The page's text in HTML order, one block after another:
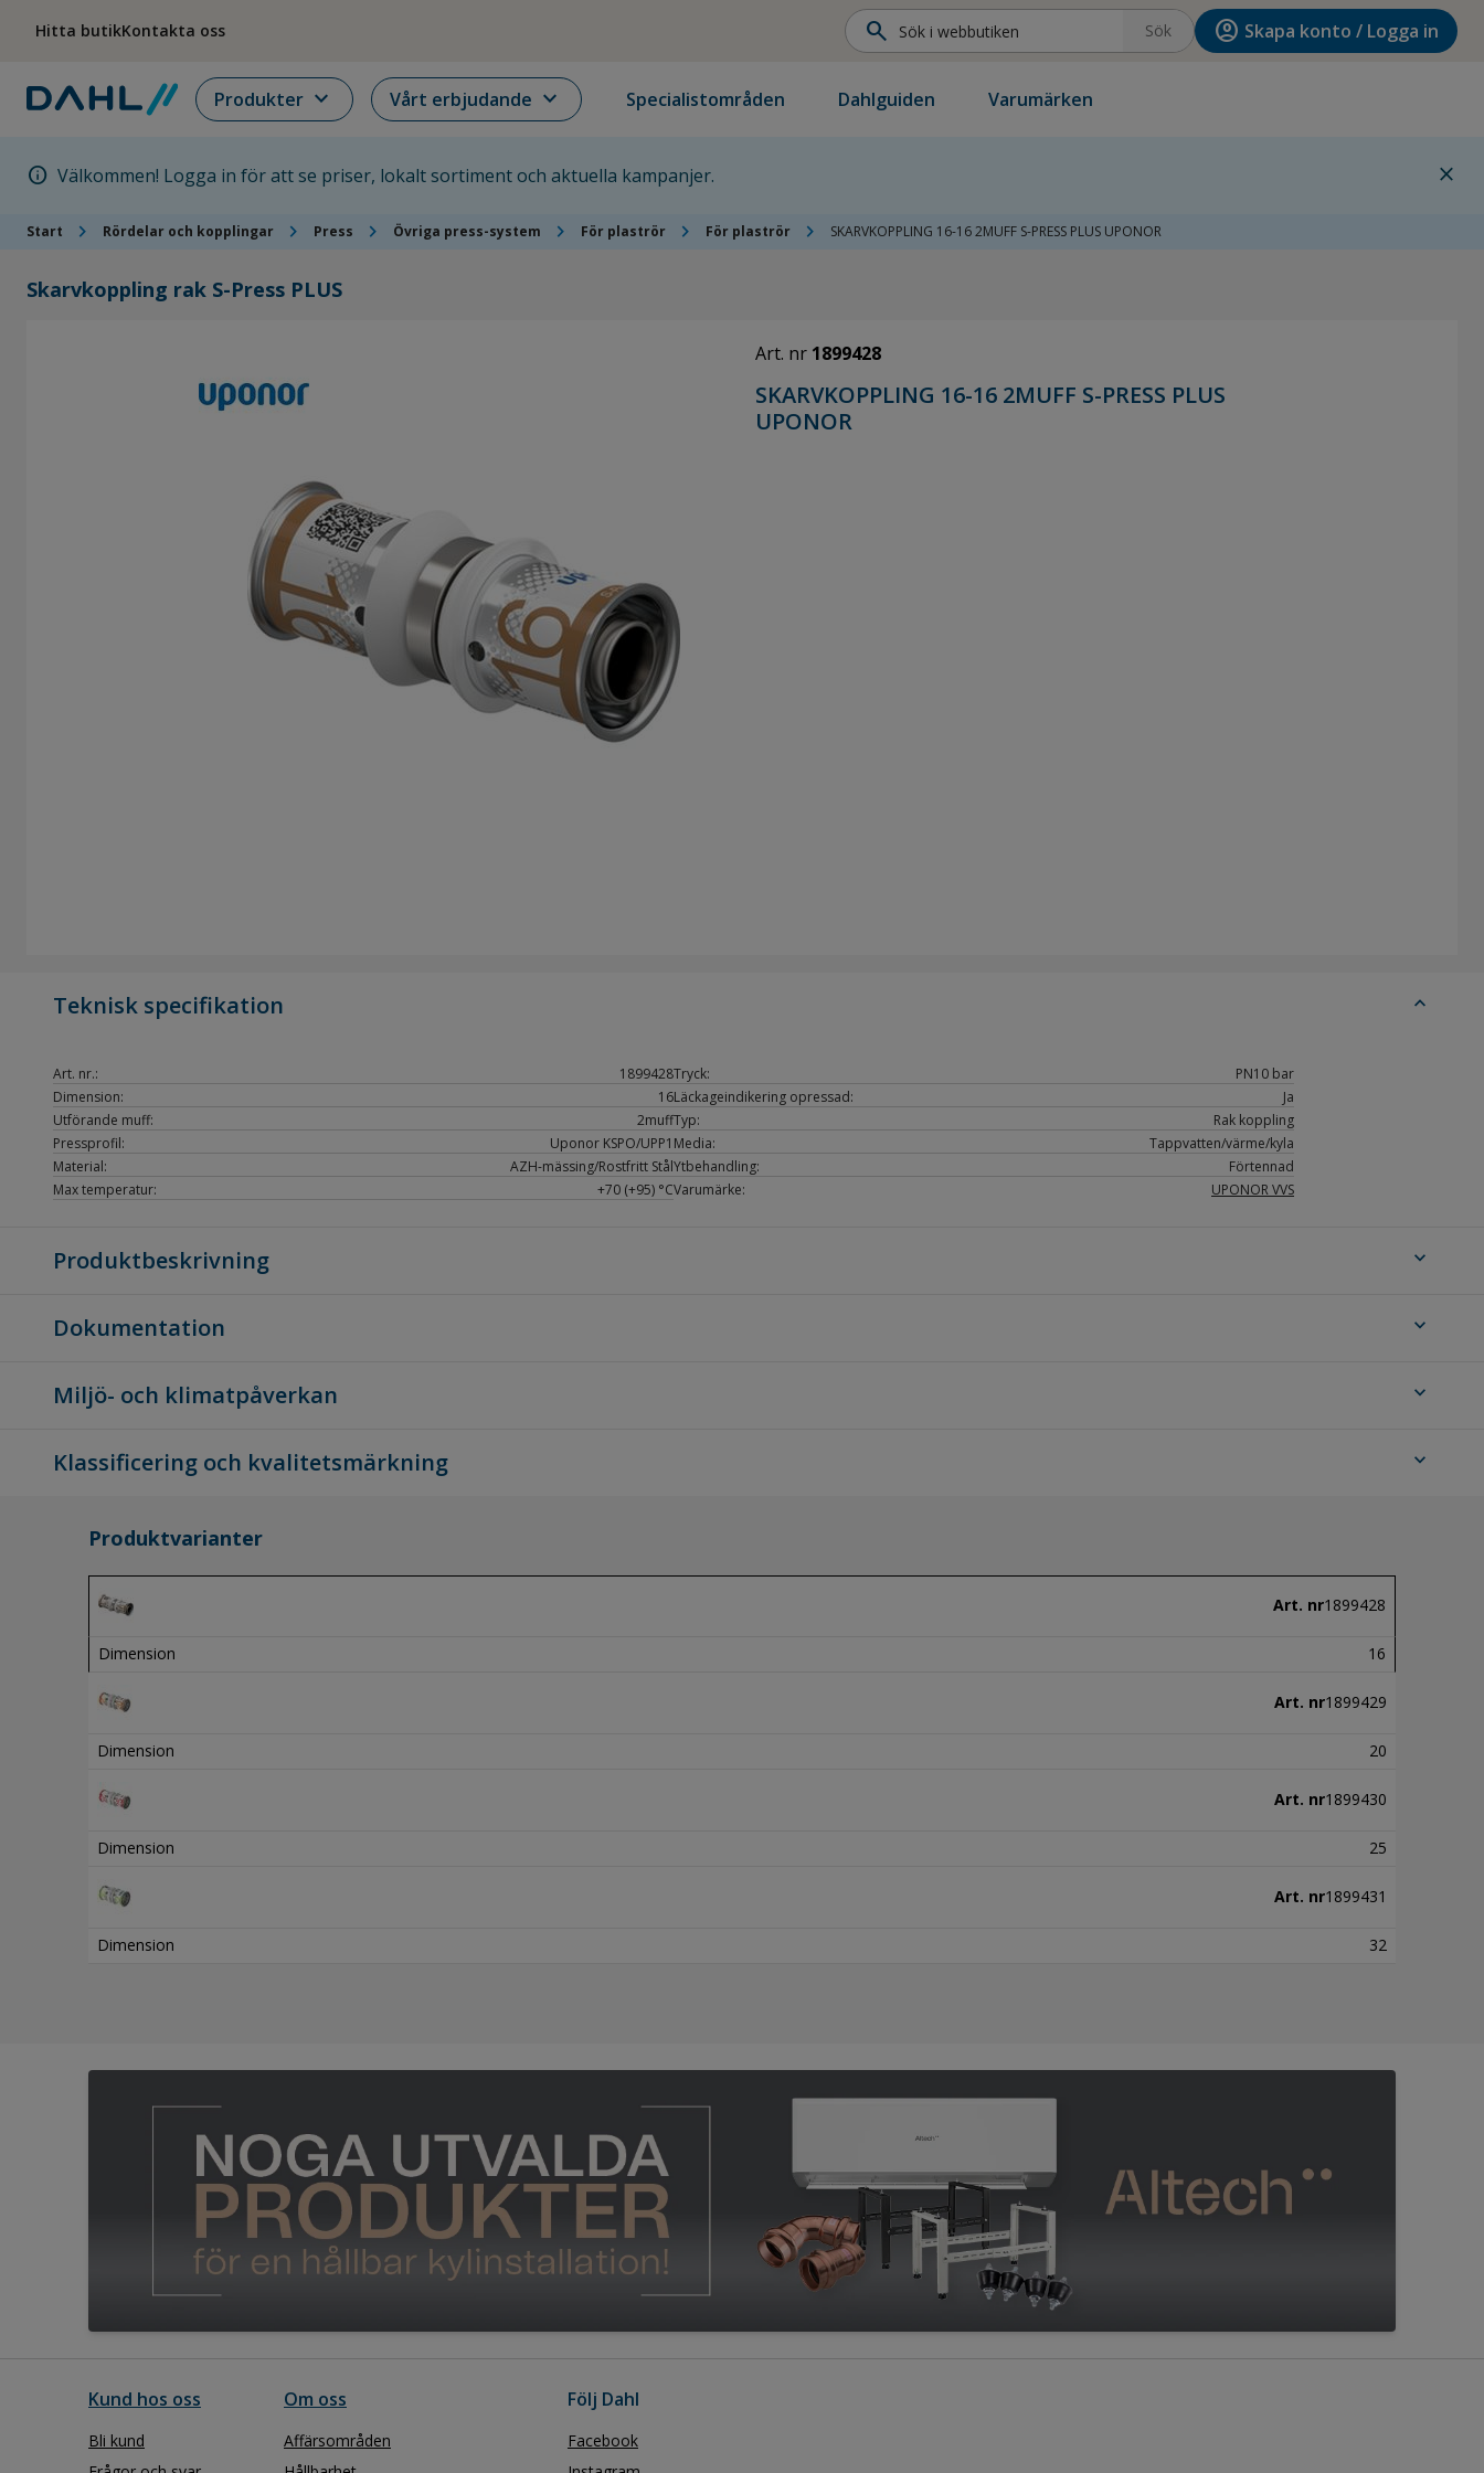
Hitta butikKontakta oss search Sök account_circle Skapa konto / Logga in
Produkter expand_more Vårt erbjudande expand_more Specialistområden Dahlguiden Varumärken
info Välkommen! Logga in för att se priser, lokalt sortiment och aktuella kampanjer. close
Start chevron_right Rördelar och kopplingar chevron_right Press chevron_right Övriga press-system chevron_right För plaströr chevron_right För plaströr chevron_right SKARVKOPPLING 16-16 2MUFF S-PRESS PLUS UPONOR
Skarvkoppling rak S-Press PLUS
Art. nr 1899428
SKARVKOPPLING 16-16 2MUFF S-PRESS PLUS
UPONOR
Teknisk specifikation expand_less
Art. nr.:
1899428
Dimension:
16
Utförande muff:
2muff
Pressprofil:
Uponor KSPO/UPP1
Material:
AZH-mässing/Rostfritt Stål
Max temperatur:
+70 (+95) °C
Tryck:
PN10 bar
Läckageindikering opressad:
Ja
Typ:
Rak koppling
Media:
Tappvatten/värme/kyla
Ytbehandling:
Förtennad
Varumärke:
UPONOR VVS
Produktbeskrivning expand_more
Dokumentation expand_more
Miljö- och klimatpåverkan expand_more
Klassificering och kvalitetsmärkning expand_more
Produktvarianter
Art. nr1899428
Dimension 16
Art. nr1899429
Dimension 20
Art. nr1899430
Dimension 25
Art. nr1899431
Dimension 32
Kund hos oss
Bli kund
Om oss
Affärsområden
Följ Dahl
Facebook